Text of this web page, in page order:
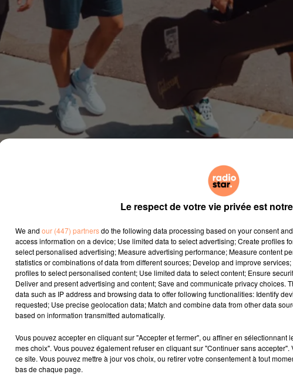
Radio Star
un tube chaud pour cet hiver !
tenu du refus du dépôt de cookies que vous avez
de nous donner votre accord en cliquant sur le bouton ci-
Afficher l'élément
Le respect de votre vie privée est
We and our (447) partnersdo the following data processing based on your consent
access information on a device; Use limited data to select advertising; Create profiles
select personalised advertising; Measure advertising performance; Measure content
statistics or combinations of data from different sources; Develop and improve
profiles to select personalised content; Use limited data to select content; Ensure
Deliver and present advertising and content; Save and communicate privacy choices.
data such as IP address and browsing data to offer following functionalities: Identify
requested; Use precise geolocation data; Match and combine data from other data
based on information transmitted automatically.
Vous pouvez accepter en cliquant sur "Accepter et fermer", ou affiner en sélectionnant
mes choix". Vous pouvez également refuser en cliquant sur "Continuer sans
ce site. Vous pouvez mettre à jour vos choix, ou retirer votre consentement à tout
bas de chaque page.